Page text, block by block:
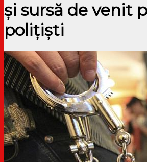
și sursă de venit
polițiști